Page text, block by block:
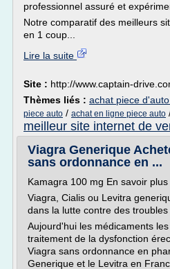
professionnel assuré et
Notre comparatif des meilleurs
en 1 coup...
Lire la suite
Site : http://www.captain-
Thèmes liés : achat piece
piece auto / achat en ligne piece auto
meilleur site internet de
Viagra Generique
sans ordonnance en ...
Kamagra 100 mg En savoir plus
Viagra, Cialis ou Levitra
dans la lutte contre des troubles
Aujourd'hui les médicaments
traitement de la dysfonction
Viagra sans ordonnance en
Generique et le Levitra en